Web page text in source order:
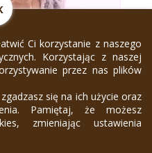
Ci korzystanie z naszego
Korzystając z naszej
przez nas plików
się na ich użycie oraz
Pamiętaj, że możesz
zmieniając ustawienia